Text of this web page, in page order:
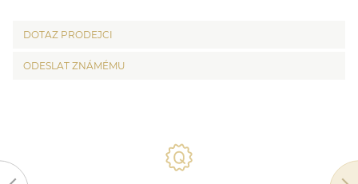
DOTAZ PRODEJCI
ODESLAT ZNÁMÉMU